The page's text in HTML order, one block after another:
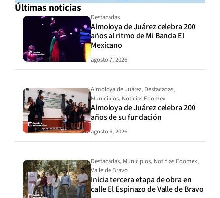
Últimas noticias
Destacadas
Almoloya de Juárez celebra 200
años al ritmo de Mi Banda El
Mexicano
agosto 7, 2026
Almoloya de Juárez, Destacadas,
Municipios, Noticias Edomex
Almoloya de Juárez celebra 200
años de su fundación
agosto 6, 2026
Destacadas, Municipios, Noticias Edomex,
Valle de Bravo
Inicia tercera etapa de obra en
calle El Espinazo de Valle de Bravo